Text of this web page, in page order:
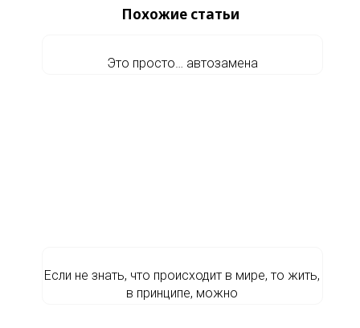
Похожие статьи
Это просто… автозамена
Если не знать, что происходит в мире, то жить,
в принципе, можно